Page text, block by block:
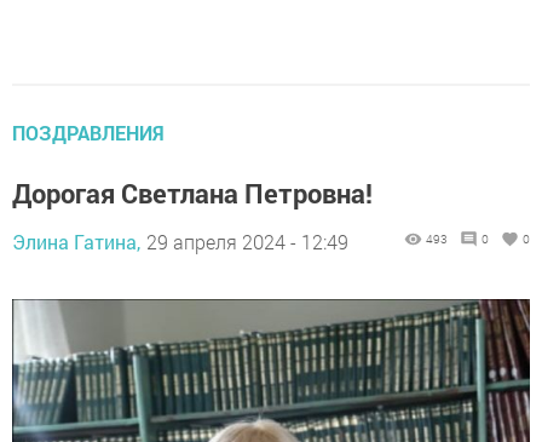
ПОЗДРАВЛЕНИЯ
Дорогая Светлана Петровна!
Элина Гатина, 29 апреля 2024 - 12:49 493 0 0